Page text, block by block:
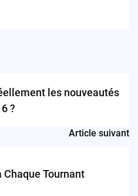
les nouveautés
?
Article suivant
Chaque Tournant